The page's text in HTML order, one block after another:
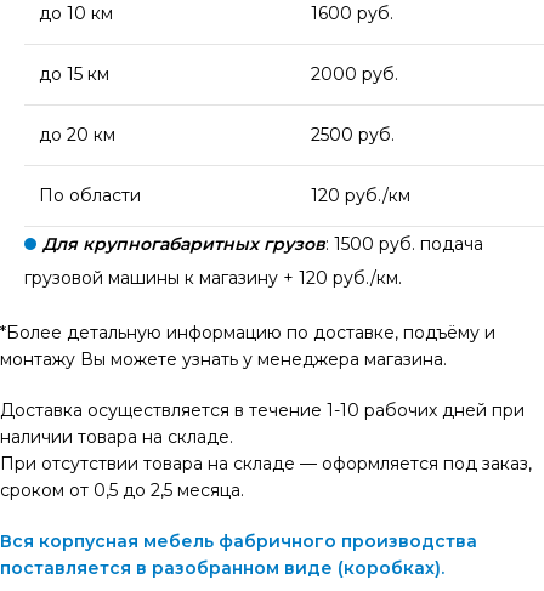
до 10 км 1600 руб.
до 15 км 2000 руб.
до 20 км 2500 руб.
По области 120 руб./км
Для крупногабаритных грузов: 1500 руб. подача
грузовой машины к магазину + 120 руб./км.
*Более детальную информацию по доставке, подъёму и
монтажу Вы можете узнать у менеджера магазина.
Доставка осуществляется в течение 1-10 рабочих дней при
наличии товара на складе.
При отсутствии товара на складе — оформляется под заказ,
сроком от 0,5 до 2,5 месяца.
Вся корпусная мебель фабричного производства
поставляется в разобранном виде (коробках).